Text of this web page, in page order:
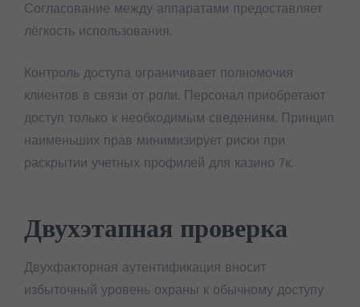
Согласование между аппаратами предоставляет
лёгкость использования.
Контроль доступа ограничивает полномочия
клиентов в связи от роли. Персонал приобретают
доступ только к необходимым сведениям. Принцип
наименьших прав минимизирует риски при
раскрытии учетных профилей для казино 7к.
Двухэтапная проверка
Двухфакторная аутентификация вносит
избыточный уровень охраны к обычному доступу